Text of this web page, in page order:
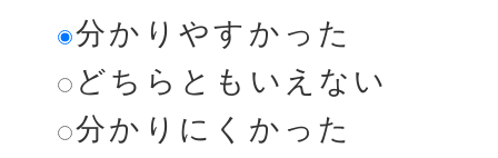
分かりやすかった
どちらともいえない
分かりにくかった